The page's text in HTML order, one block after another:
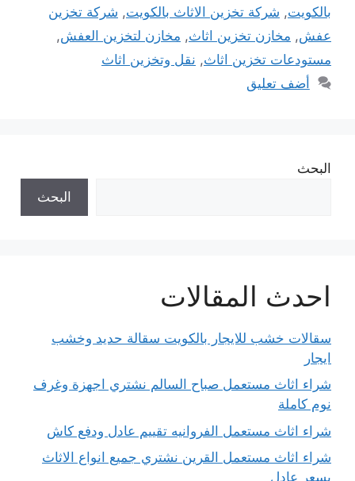
بالكويت, شركة تخزين الاثاث بالكويت, شركة تخزين
عفش, مخازن تخزين اثاث, مخازن لتخزين العفش,
مستودعات تخزين اثاث, نقل وتخزين اثاث
أضف تعليق
البحث
البحث
احدث المقالات
سقالات خشب للايجار بالكويت سقالة حديد وخشب
ايجار
شراء اثاث مستعمل صباح السالم نشتري اجهزة وغرف
نوم كاملة
شراء اثاث مستعمل الفروانيه تقييم عادل ودفع كاش
شراء اثاث مستعمل القرين نشتري جميع انواع الاثاث
بسعر عادل